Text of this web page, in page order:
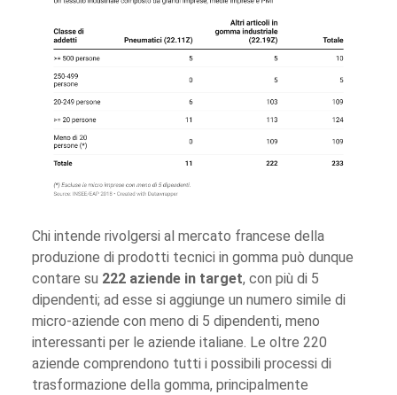
Chi intende rivolgersi al mercato francese della
produzione di prodotti tecnici in gomma può dunque
contare su 222 aziende in target, con più di 5
dipendenti; ad esse si aggiunge un numero simile di
micro-aziende con meno di 5 dipendenti, meno
interessanti per le aziende italiane. Le oltre 220
aziende comprendono tutti i possibili processi di
trasformazione della gomma, principalmente